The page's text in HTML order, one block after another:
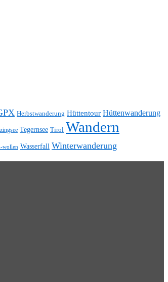
Herbstwanderung Hüttentour Hüttenwanderung
Tegernsee Tirol Wandern
wollen Wasserfall Winterwanderung